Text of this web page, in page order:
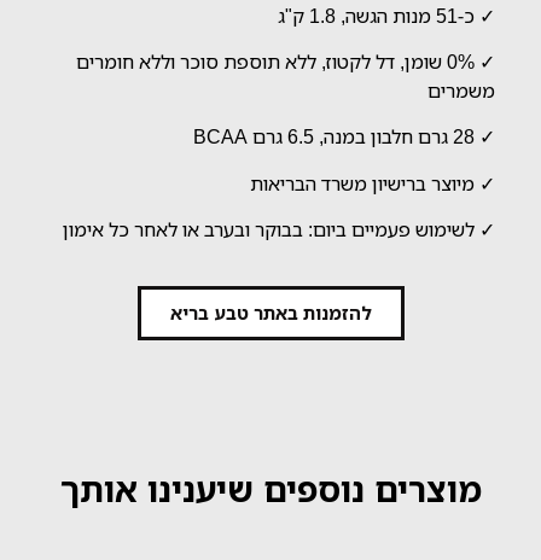
✓ כ-51 מנות הגשה, 1.8 ק"ג
✓ 0% שומן, דל לקטוז, ללא תוספת סוכר וללא חומרים
משמרים
✓ 28 גרם חלבון במנה, 6.5 גרם BCAA
✓ מיוצר ברישיון משרד הבריאות
✓ לשימוש פעמיים ביום: בבוקר ובערב או לאחר כל אימון
להזמנות באתר טבע בריא
מוצרים נוספים שיענינו אותך